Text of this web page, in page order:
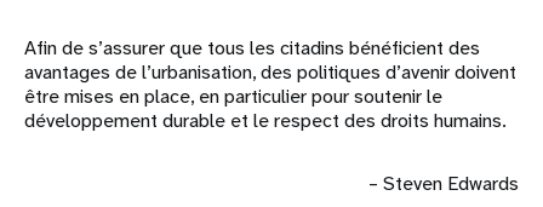
Afin de s’assurer que tous les citadins bénéficient des
avantages de l’urbanisation, des politiques d’avenir doivent
être mises en place, en particulier pour soutenir le
développement durable et le respect des droits humains.
– Steven Edwards